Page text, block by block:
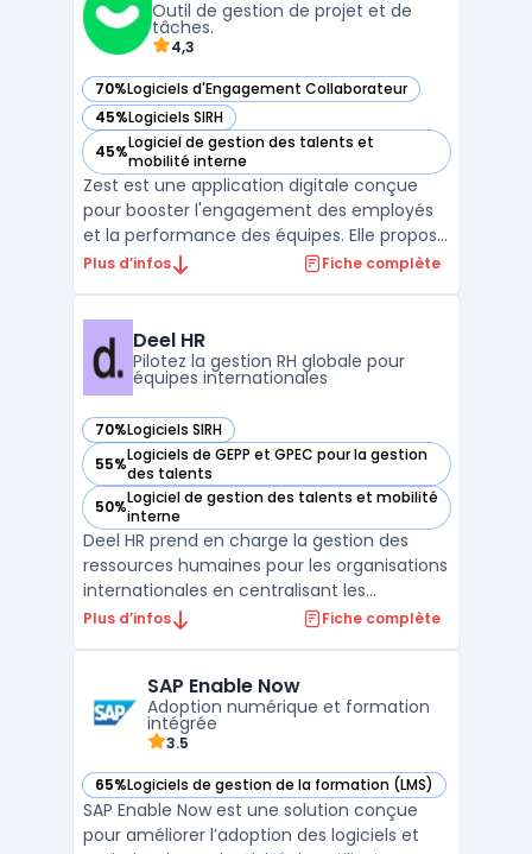
des données précieuse ...
Outil de gestion de projet et de
tâches.
4,3
70%Logiciels d'Engagement Collaborateur
— voir Zest dans cette catégorie
45%Logiciels SIRH
— voir Zest dans cette catégorie
45%Logiciel de gestion des talents et
mobilité interne
— voir Zest dans cette catégorie
Zest est une application digitale conçue
pour booster l'engagement des employés
et la performance des équipes. Elle propose
des outils pour l'écoute, le partage, la
toutes tailles d'entreprises, Zest est
disponible en plus ...
Plus d’infos Fiche complète
Deel HR
Pilotez la gestion RH globale pour
équipes internationales
70%Logiciels SIRH
— voir Deel HR dans cette catégorie
55%Logiciels de GEPP et GPEC pour la gestion
des talents
— voir Deel HR dans cette catégorie
50%Logiciel de gestion des talents et mobilité
interne
— voir Deel HR dans cette catégorie
Deel HR prend en charge la gestion des
ressources humaines pour les organisations
internationales en centralisant les
processus sur une plateforme unique. Les
défis liés à la conformité, à la diversité
réglementaire et ...
Plus d’infos Fiche complète
SAP Enable Now
Adoption numérique et formation
intégrée
3.5
65%Logiciels de gestion de la formation (LMS)
— voir SAP Enable Now dans cette catégorie
SAP Enable Now est une solution conçue
pour améliorer l’adoption des logiciels et